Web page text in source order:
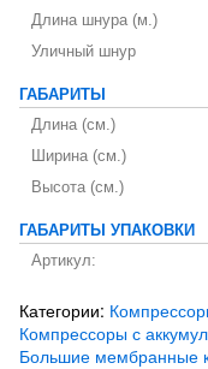
Длина шнура (м.)
Уличный шнур
ГАБАРИТЫ
Длина (см.)
Ширина (см.)
Высота (см.)
ГАБАРИТЫ УПАКОВКИ
Артикул:
Категории:
Компрессоры с
Большие мембранные